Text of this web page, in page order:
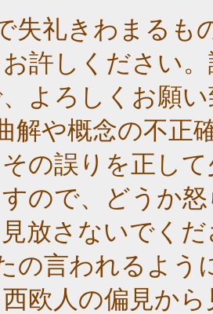
失礼きわまるも
許しください
よろしくお願
解や概念の不正
の誤りを正し
ので、どうか
放さないでく
の言われるよう
欧人の偏見か